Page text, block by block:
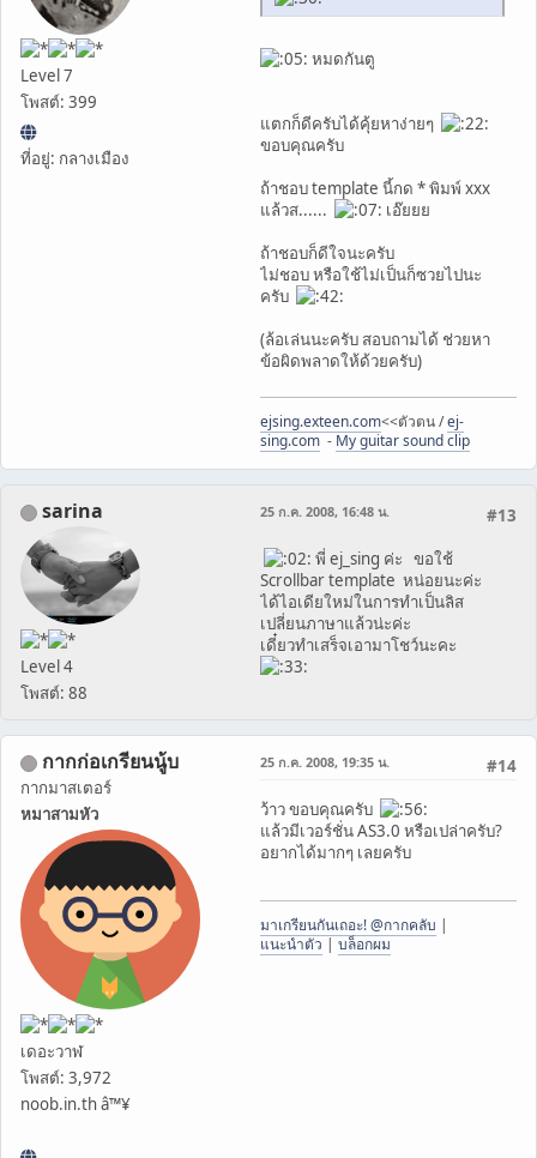
Level 7
โพสต์: 399
ที่อยู่: กลางเมือง
หมดกันตู
แตกก็ดีครับได้คุ้ยหาง่ายๆ
ขอบคุณครับ
ถ้าชอบ template นี้กด * พิมพ์ xxx
แล้วส......
เอ๊ยยย
ถ้าชอบก็ดีใจนะครับ
ไม่ชอบ หรือใช้ไม่เป็นก็ซวยไปนะ
ครับ
(ล้อเล่นนะครับ สอบถามได้ ช่วยหา
ข้อผิดพลาดให้ด้วยครับ)
ejsing.exteen.com<<ตัวตน /ej-
sing.com - My guitar sound clip
sarina
Level 4
โพสต์: 88
#13
25 ก.ค. 2008, 16:48 น.
พี่ ej_sing ค่ะ ขอใช้
Scrollbar template หน่อยนะค่ะ
ได้ไอเดียใหม่ในการทำเป็นลิส
เปลี่ยนภาษาแล้วน่ะค่ะ
เดี๋ยวทำเสร็จเอามาโชว์นะคะ
กากก่อเกรียนนู้บ
กากมาสเตอร์
หมาสามหัว
เดอะวาฬ
โพสต์: 3,972
noob.in.th â™¥
#14
25 ก.ค. 2008, 19:35 น.
ว้าว ขอบคุณครับ
แล้วมีเวอร์ชั่น AS3.0 หรือเปล่าครับ?
อยากได้มากๆ เลยครับ
มาเกรียนกันเถอะ! @กากคลับ |
แนะนำตัว | บล็อกผม